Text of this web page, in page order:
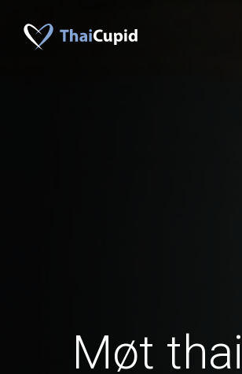
Møt